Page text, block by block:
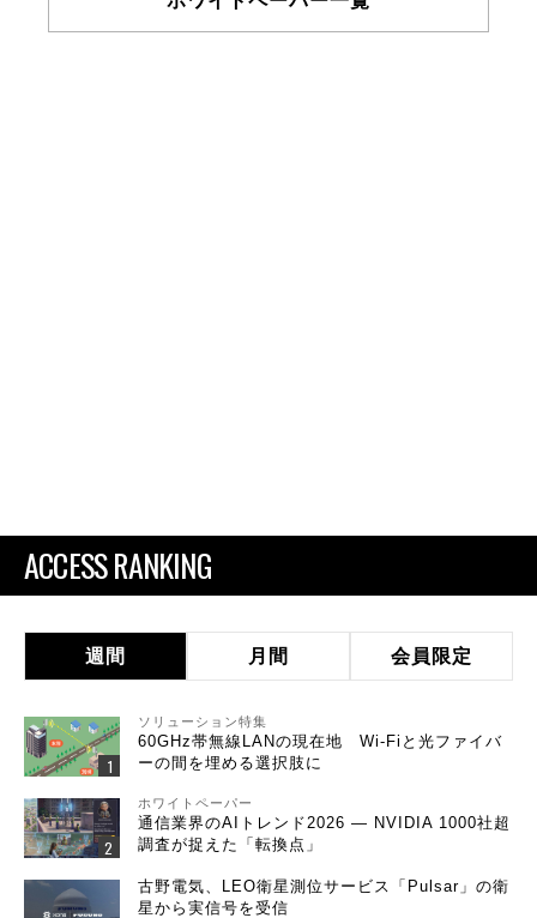
ACCESS RANKING
週間 月間 会員限定
ソリューション特集
60GHz帯無線LANの現在地 Wi-Fiと光ファイバ
ーの間を埋める選択肢に
ホワイトペーパー
通信業界のAIトレンド2026 ― NVIDIA 1000社超
調査が捉えた「転換点」
古野電気、LEO衛星測位サービス「Pulsar」の衛
星から実信号を受信